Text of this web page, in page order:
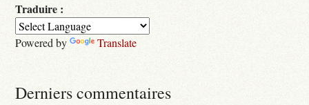
Traduire :
Powered by Translate
Derniers commentaires